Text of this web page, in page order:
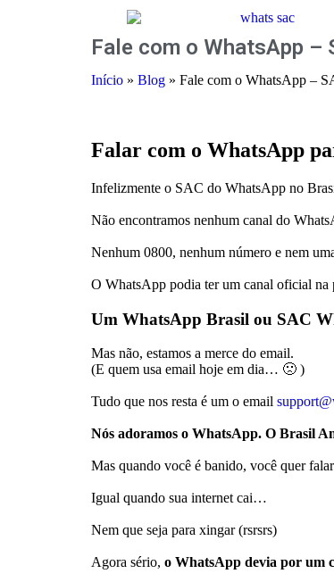
Fale com o WhatsApp –
Início » Blog » Fale com o WhatsApp –
Falar com o WhatsApp
Infelizmente o SAC do WhatsApp no
Não encontramos nenhum canal do
Nenhum 0800, nenhum número e nem
O WhatsApp podia ter um canal oficial
Um WhatsApp Brasil ou SAC
Mas não, estamos a merce do email.
(E quem usa email hoje em dia… 🙁 )
Tudo que nos resta é um o email
Nós adoramos o WhatsApp. O Brasil
Mas quando você é banido, você quer
Igual quando sua internet cai…
Nem que seja para xingar (rsrsrs)
Agora sério, o WhatsApp devia por um